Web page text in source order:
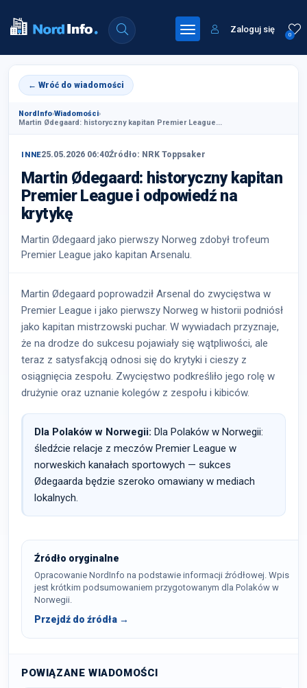
0
Zaloguj się
← Wróć do wiadomości
NordInfo›Wiadomości›
Martin Ødegaard: historyczny kapitan Premier League...
INNE25.05.2026 06:40Źródło: NRK Toppsaker
Martin Ødegaard: historyczny kapitan
Premier League i odpowiedź na
krytykę
Martin Ødegaard jako pierwszy Norweg zdobył trofeum
Premier League jako kapitan Arsenalu.
Martin Ødegaard poprowadził Arsenal do zwycięstwa w
Premier League i jako pierwszy Norweg w historii podniósł
jako kapitan mistrzowski puchar. W wywiadach przyznaje,
że na drodze do sukcesu pojawiały się wątpliwości, ale
teraz z satysfakcją odnosi się do krytyki i cieszy z
osiągnięcia zespołu. Zwycięstwo podkreśliło jego rolę w
drużynie oraz uznanie kolegów z zespołu i kibiców.
Dla Polaków w Norwegii: Dla Polaków w Norwegii:
śledźcie relacje z meczów Premier League w
norweskich kanałach sportowych — sukces
Ødegaarda będzie szeroko omawiany w mediach
lokalnych.
Źródło oryginalne
Opracowanie NordInfo na podstawie informacji źródłowej. Wpis
jest krótkim podsumowaniem przygotowanym dla Polaków w
Norwegii.
Przejdź do źródła →
POWIĄZANE WIADOMOŚCI